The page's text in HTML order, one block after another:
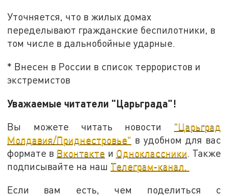
Уточняется, что в жилых домах
переделывают гражданские беспилотники, в
том числе в дальнобойные ударные.
* Внесен в России в список террористов и
экстремистов
Уважаемые читатели "Царьграда"!
Вы можете читать новости "Царьград
Молдавия/Приднестровье" в удобном для вас
формате в Вконтакте и Одноклассники. Также
подписывайте на наш Телеграм-канал.
Если вам есть, чем поделиться с